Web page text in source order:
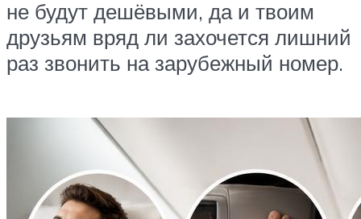
не будут дешёвыми, да и твоим
друзьям вряд ли захочется лишний
раз звонить на зарубежный номер.